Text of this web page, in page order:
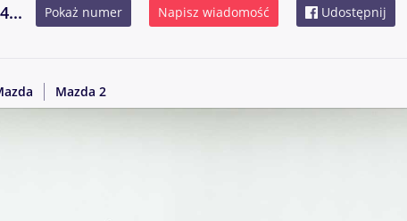
Pokaż numer Napisz wiadomość Udostępnij
Mazda 2